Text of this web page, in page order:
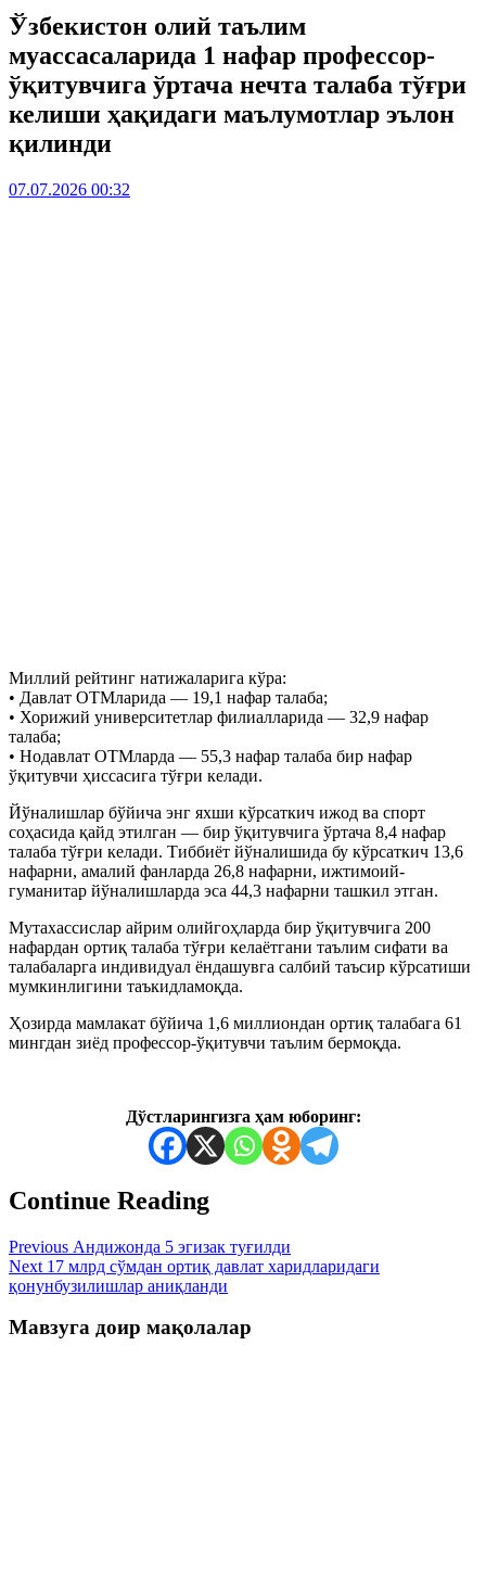
Ўзбекистон олий таълим
муассасаларида 1 нафар профессор-
ўқитувчига ўртача нечта талаба тўғри
келиши ҳақидаги маълумотлар эълон
қилинди
07.07.2026 00:32
Миллий рейтинг натижаларига кўра:
• Давлат ОТМларида — 19,1 нафар талаба;
• Хорижий университетлар филиалларида — 32,9 нафар
талаба;
• Нодавлат ОТМларда — 55,3 нафар талаба бир нафар
ўқитувчи ҳиссасига тўғри келади.
Йўналишлар бўйича энг яхши кўрсаткич ижод ва спорт
соҳасида қайд этилган — бир ўқитувчига ўртача 8,4 нафар
талаба тўғри келади. Тиббиёт йўналишида бу кўрсаткич 13,6
нафарни, амалий фанларда 26,8 нафарни, ижтимоий-
гуманитар йўналишларда эса 44,3 нафарни ташкил этган.
Мутахассислар айрим олийгоҳларда бир ўқитувчига 200
нафардан ортиқ талаба тўғри келаётгани таълим сифати ва
талабаларга индивидуал ёндашувга салбий таъсир кўрсатиши
мумкинлигини таъкидламоқда.
Ҳозирда мамлакат бўйича 1,6 миллиондан ортиқ талабага 61
мингдан зиёд профессор-ўқитувчи таълим бермоқда.
Дўстларингизга ҳам юборинг:
Continue Reading
Previous Андижонда 5 эгизак туғилди
Next 17 млрд сўмдан ортиқ давлат харидларидаги
қонунбузилишлар аниқланди
Мавзуга доир мақолалар